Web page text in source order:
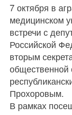
7 октября в
медицинском
встречи с
Российской
вторым
общественной
Прохоровым.
В рамках